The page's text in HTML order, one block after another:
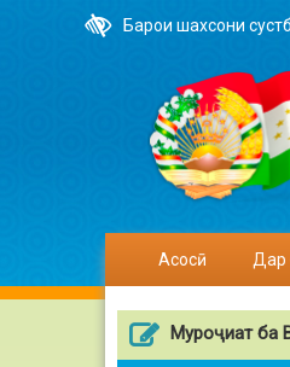
Барои шахсони
Асосӣ Дар
Муроҷиат ба